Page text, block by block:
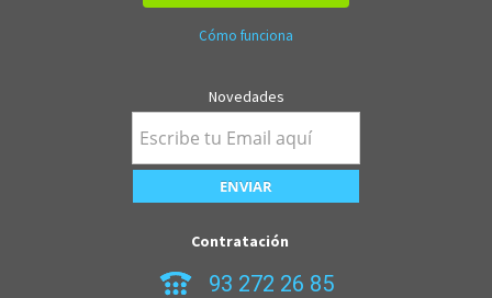
Cómo funciona
Novedades
Contratación
93 272 26 85